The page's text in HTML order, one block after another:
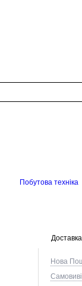
Побутова техніка
Доставка
Нова